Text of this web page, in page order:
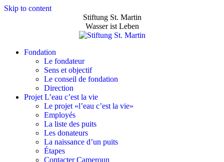
Skip to content
Stiftung St. Martin
Wasser ist Leben
Fondation
Le fondateur
Sens et objectif
Le conseil de fondation
Direction
Projet L’eau c’est la vie
Le projet «l’eau c’est la vie»
Employés
La liste des puits
Les donateurs
La naissance d’un puits
Étapes
Contacter Cameroun